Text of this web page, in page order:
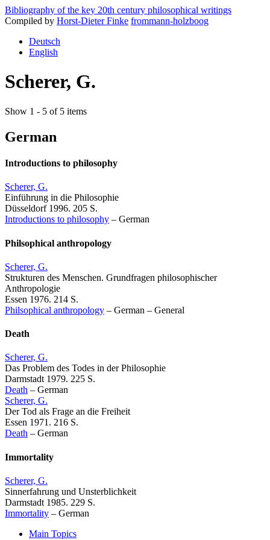
Bibliography of the key 20th century philosophical writings
Compiled by Horst-Dieter Finke frommann-holzboog
Deutsch
English
Scherer, G.
Show 1 - 5 of 5 items
German
Introductions to philosophy
Scherer, G.
Einführung in die Philosophie
Düsseldorf 1996. 205 S.
Introductions to philosophy – German
Philsophical anthropology
Scherer, G.
Strukturen des Menschen. Grundfragen philosophischer
Anthropologie
Essen 1976. 214 S.
Philsophical anthropology – German – General
Death
Scherer, G.
Das Problem des Todes in der Philosophie
Darmstadt 1979. 225 S.
Death – German
Scherer, G.
Der Tod als Frage an die Freiheit
Essen 1971. 216 S.
Death – German
Immortality
Scherer, G.
Sinnerfahrung und Unsterblichkeit
Darmstadt 1985. 229 S.
Immortality – German
Main Topics